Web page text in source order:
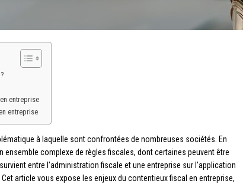
entreprise
entreprise
à laquelle sont confrontées de nombreuses sociétés. En
complexe de règles fiscales, dont certaines peuvent être
entre l’administration fiscale et une entreprise sur l’application
article vous expose les enjeux du contentieux fiscal en entreprise,